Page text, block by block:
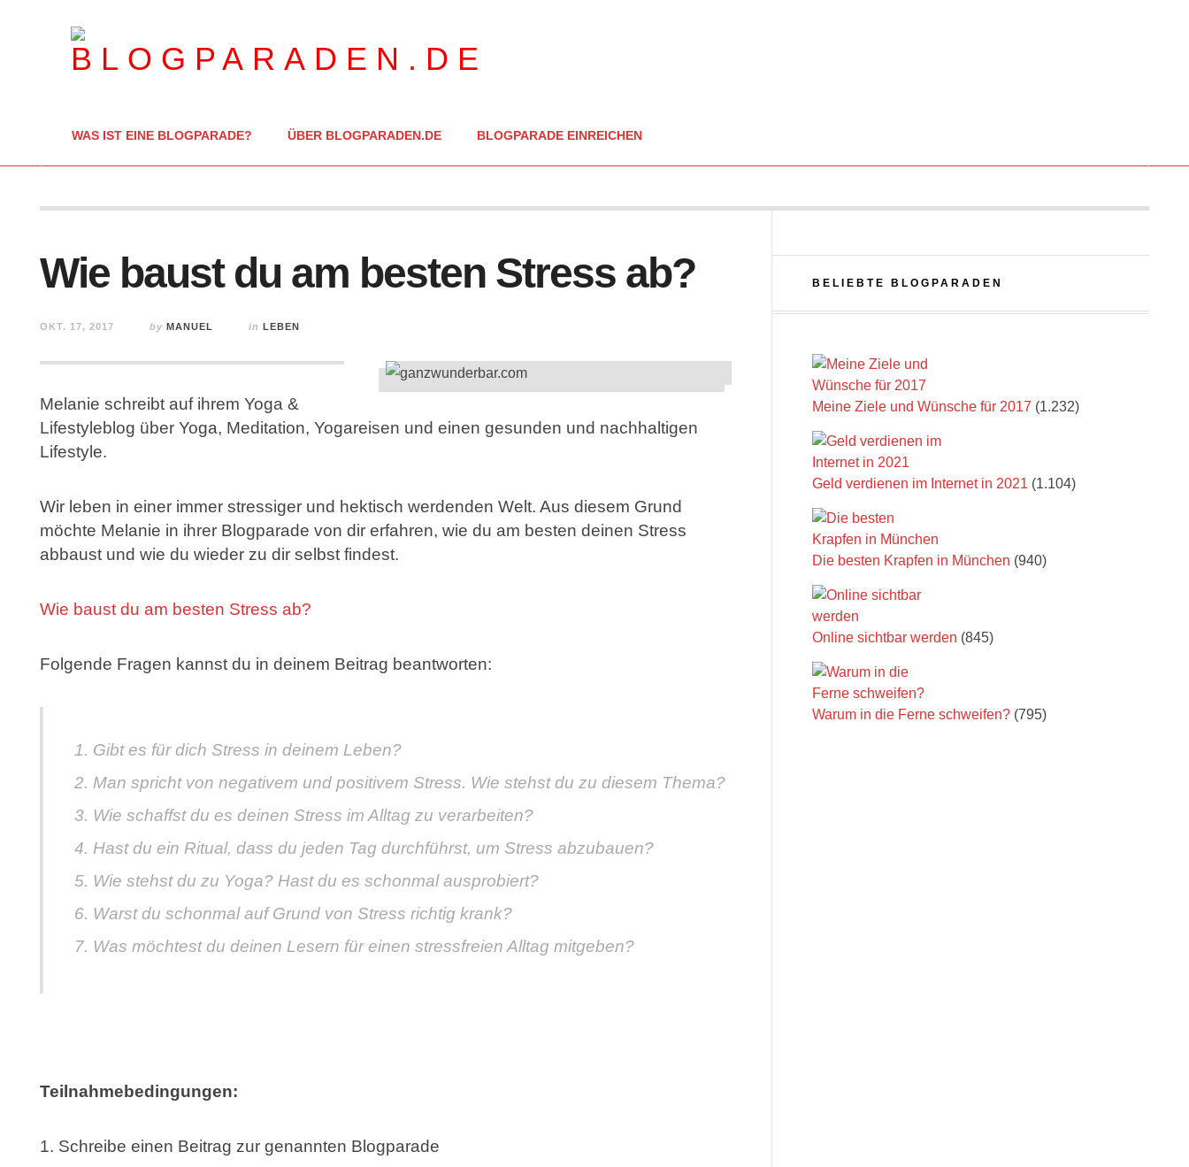
WAS IST EINE BLOGPARADE? ÜBER BLOGPARADEN.DE BLOGPARADE EINREICHEN
Wie baust du am besten Stress ab?
OKT. 17, 2017 by MANUEL in LEBEN
Melanie schreibt auf ihrem Yoga &
Lifestyleblog über Yoga, Meditation, Yogareisen und einen gesunden und nachhaltigen
Lifestyle.
Wir leben in einer immer stressiger und hektisch werdenden Welt. Aus diesem Grund
möchte Melanie in ihrer Blogparade von dir erfahren, wie du am besten deinen Stress
abbaust und wie du wieder zu dir selbst findest.
Wie baust du am besten Stress ab?
Folgende Fragen kannst du in deinem Beitrag beantworten:
Gibt es für dich Stress in deinem Leben?
Man spricht von negativem und positivem Stress. Wie stehst du zu diesem Thema?
Wie schaffst du es deinen Stress im Alltag zu verarbeiten?
Hast du ein Ritual, dass du jeden Tag durchführst, um Stress abzubauen?
Wie stehst du zu Yoga? Hast du es schonmal ausprobiert?
Warst du schonmal auf Grund von Stress richtig krank?
Was möchtest du deinen Lesern für einen stressfreien Alltag mitgeben?
Teilnahmebedingungen:
Schreibe einen Beitrag zur genannten Blogparade
BELIEBTE BLOGPARADEN
Meine Ziele und Wünsche für 2017 (1.232)
Geld verdienen im Internet in 2021 (1.104)
Die besten Krapfen in München (940)
Online sichtbar werden (845)
Warum in die Ferne schweifen? (795)